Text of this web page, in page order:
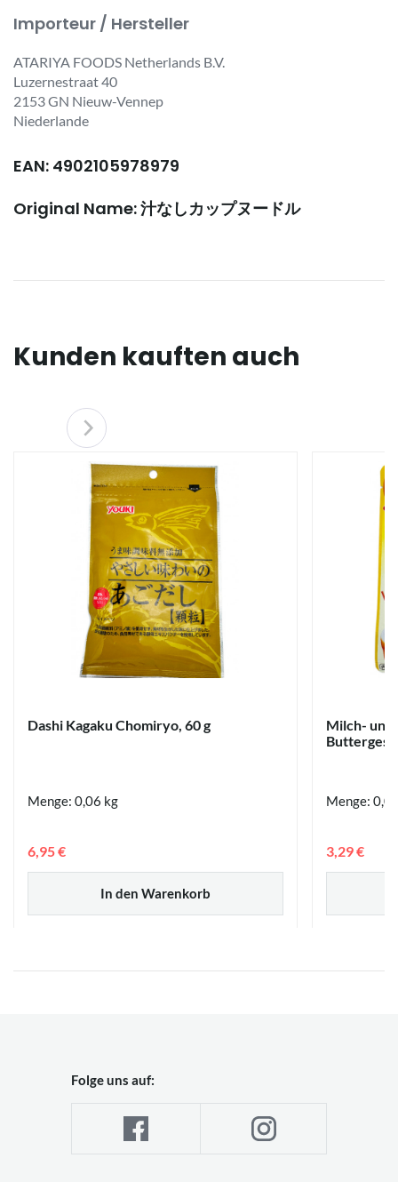
Importeur / Hersteller
ATARIYA FOODS Netherlands B.V.
Luzernestraat 40
2153 GN Nieuw-Vennep
Niederlande
EAN: 4902105978979
Original Name: 汁なしカップヌードル
Kunden kauften auch
Dashi Kagaku Chomiryo, 60 g
Menge: 0,06 kg
In den Warenkorb
6,95 €
Milch- und
Menge:
3,29 €
Folge uns auf: